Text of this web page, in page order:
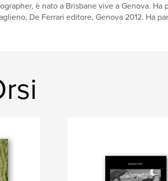
è nato a Brisbane vive a Genova. Ha
De Ferrari editore, Genova 2012. Ha